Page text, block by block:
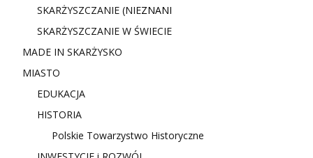
SKARŻYSZCZANIE (NIEZNANI
SKARŻYSZCZANIE W ŚWIECIE
MADE IN SKARŻYSKO
MIASTO
EDUKACJA
HISTORIA
Polskie Towarzystwo Historyczne